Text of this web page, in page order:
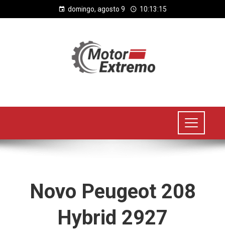
domingo, agosto 9 10:13:15
Novo Peugeot 208
Hybrid 2927